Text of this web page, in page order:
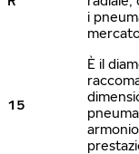
i
15
È il